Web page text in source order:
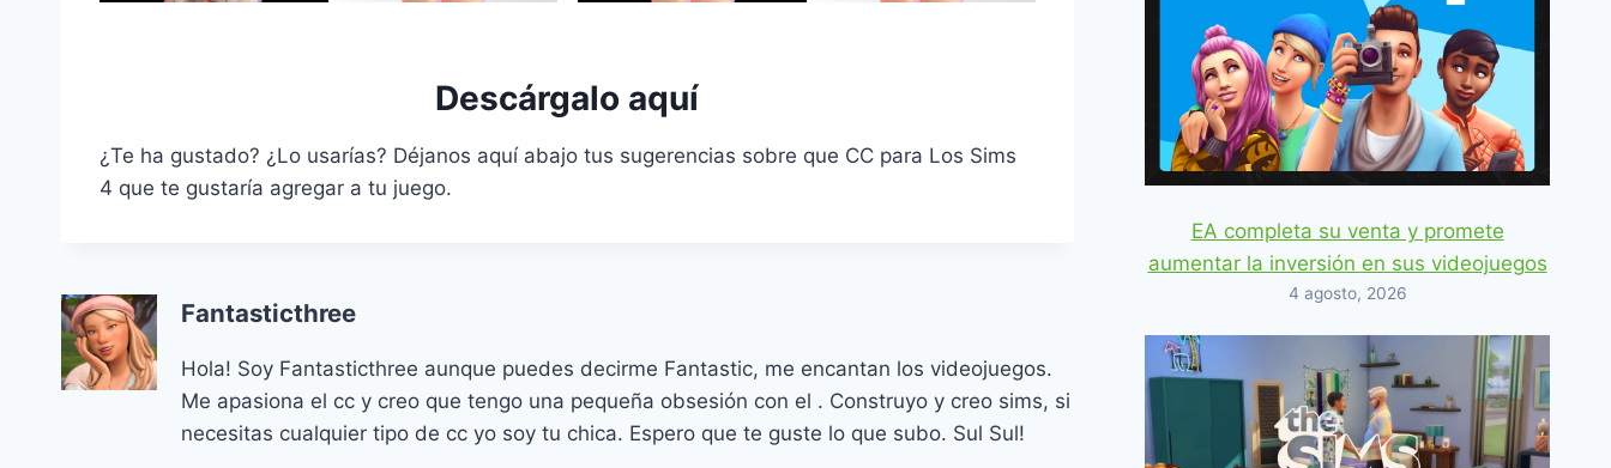
Descárgalo aquí
¿Te ha gustado? ¿Lo usarías? Déjanos aquí abajo tus sugerencias sobre que CC para Los Sims
4 que te gustaría agregar a tu juego.
Fantasticthree
Hola! Soy Fantasticthree aunque puedes decirme Fantastic, me encantan los videojuegos.
Me apasiona el cc y creo que tengo una pequeña obsesión con el . Construyo y creo sims, si
necesitas cualquier tipo de cc yo soy tu chica. Espero que te guste lo que subo. Sul Sul!
EA completa su venta y promete
aumentar la inversión en sus videojuegos
4 agosto, 2026